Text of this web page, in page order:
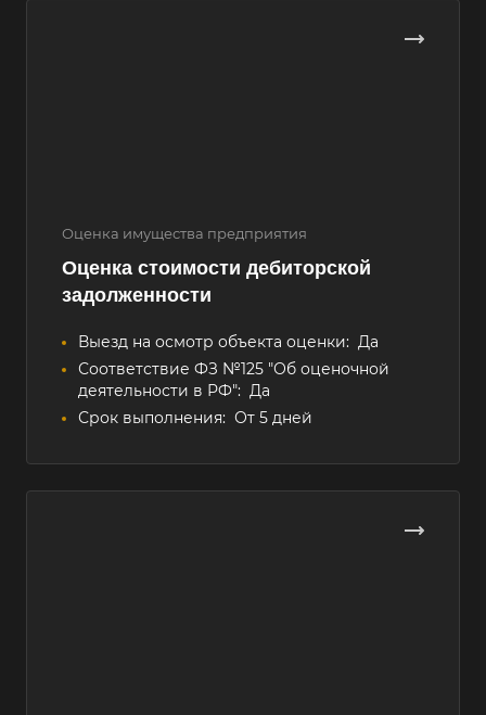
Оценка имущества предприятия
Оценка стоимости дебиторской
задолженности
Выезд на осмотр объекта оценки: Да
Соответствие ФЗ №125 "Об оценочной
деятельности в РФ": Да
Срок выполнения: От 5 дней